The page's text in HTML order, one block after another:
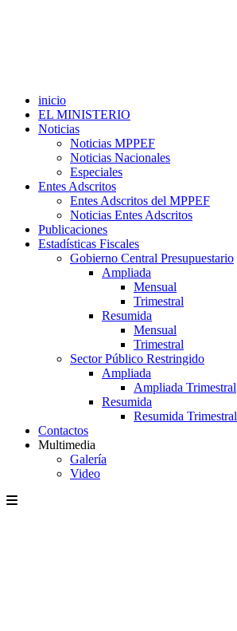
inicio
EL MINISTERIO
Noticias
Noticias MPPEF
Noticias Nacionales
Especiales
Entes Adscritos
Entes Adscritos del MPPEF
Noticias Entes Adscritos
Publicaciones
Estadísticas Fiscales
Gobierno Central Presupuestario
Ampliada
Mensual
Trimestral
Resumida
Mensual
Trimestral
Sector Público Restringido
Ampliada
Ampliada Trimestral
Resumida
Resumida Trimestral
Contactos
Multimedia
Galería
Video